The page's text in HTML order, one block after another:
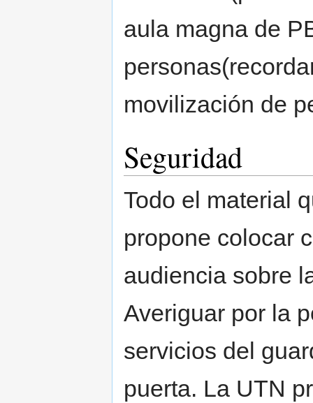
aula magna de
movilización de
Seguridad
Todo el material
propone colocar
audiencia sobre
Averiguar por la
servicios del
puerta. La UTN